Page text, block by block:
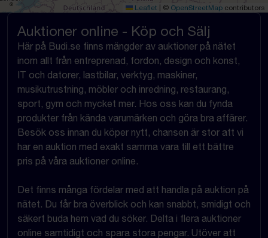
Leaflet © OpenStreetMap contributors
Auktioner online - Köp och Sälj
Här på Budi.se finns mängder av auktioner på nätet
inom allt från entreprenad, fordon, design och konst,
IT och datorer, lastbilar, verktyg, maskiner,
musikutrustning, möbler och inredning, restaurang,
sport, gym och mycket mer. Hos oss kan du fynda
produkter från kända varumärken och göra bra affärer.
Besök oss innan du köper nytt, chansen är stor att vi
har en auktion med exakt samma vara till ett bättre
pris på våra auktioner online.
Det finns många fördelar med att handla på auktion på
nätet. Du får bra överblick och kan snabbt, smidigt och
säkert buda hem vad du söker. Delta i flera auktioner
online samtidigt och spara stora pengar. Utöver att